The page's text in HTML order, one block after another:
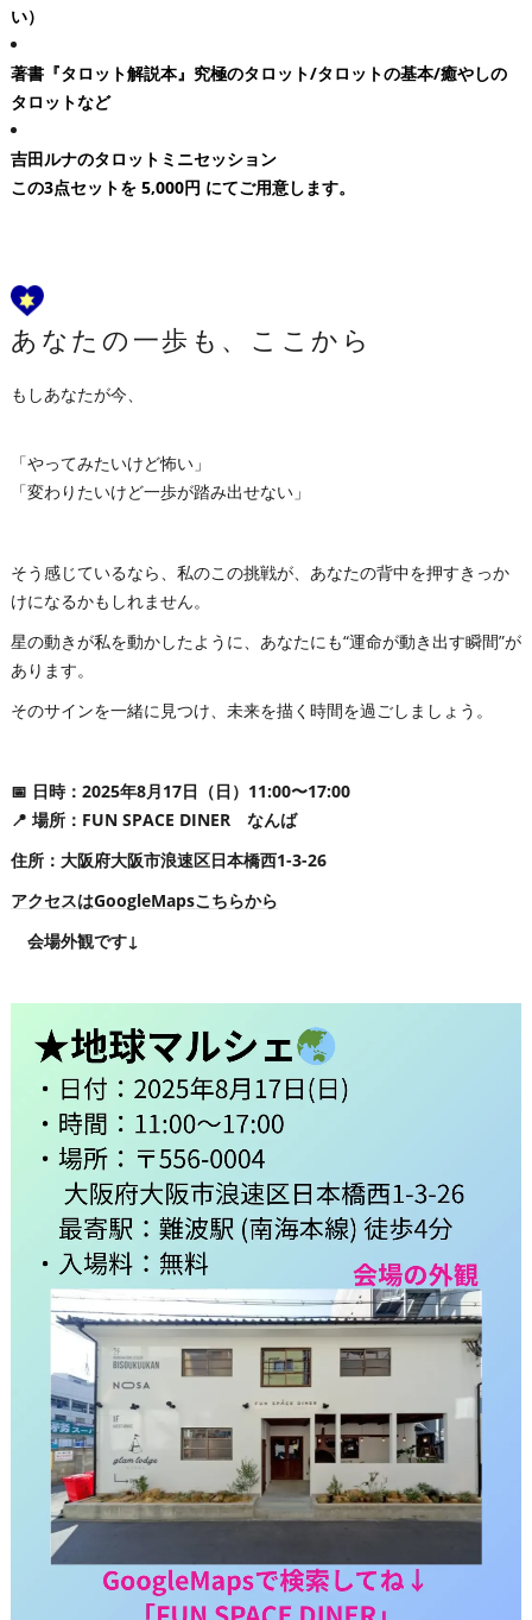
い）
著書『タロット解説本』究極のタロット/タロットの基本/癒やしの
タロットなど
吉田ルナのタロットミニセッション
この3点セットを 5,000円 にてご用意します。
あなたの一歩も、ここから
もしあなたが今、
「やってみたいけど怖い」
「変わりたいけど一歩が踏み出せない」
そう感じているなら、私のこの挑戦が、あなたの背中を押すきっか
けになるかもしれません。
星の動きが私を動かしたように、あなたにも“運命が動き出す瞬間”が
あります。
そのサインを一緒に見つけ、未来を描く時間を過ごしましょう。
📅 日時：2025年8月17日（日）11:00〜17:00
📍 場所：FUN SPACE DINER なんば
住所：大阪府大阪市浪速区日本橋西1-3-26
アクセスはGoogleMapsこちらから
会場外観です↓